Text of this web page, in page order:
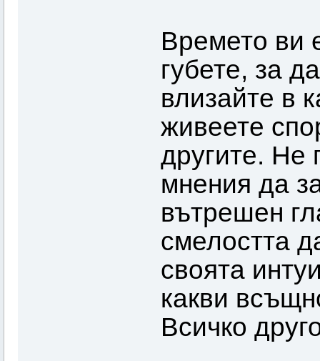
Времето ви
губете, за
влизайте в
живеете
другите. Не
мнения да
вътрешен
смелостта
своята
какви
Всичко